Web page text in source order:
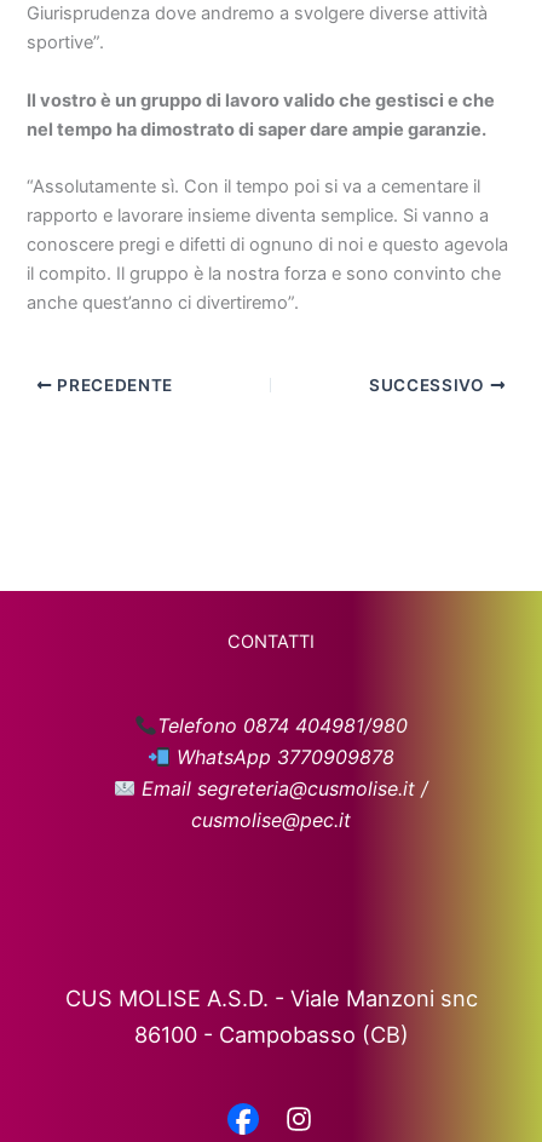
Giurisprudenza dove andremo a svolgere diverse attività
sportive”.
Il vostro è un gruppo di lavoro valido che gestisci e che
nel tempo ha dimostrato di saper dare ampie garanzie.
“Assolutamente sì. Con il tempo poi si va a cementare il
rapporto e lavorare insieme diventa semplice. Si vanno a
conoscere pregi e difetti di ognuno di noi e questo agevola
il compito. Il gruppo è la nostra forza e sono convinto che
anche quest’anno ci divertiremo”.
PRECEDENTE SUCCESSIVO
CONTATTI
Telefono 0874 404981/980
WhatsApp 3770909878
Email segreteria@cusmolise.it /
cusmolise@pec.it
CUS MOLISE A.S.D. - Viale Manzoni snc
86100 - Campobasso (CB)